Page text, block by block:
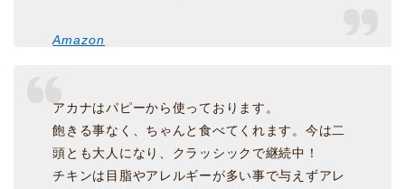
Amazon
アカナはパピーから使っております。
飽きる事なく、ちゃんと食べてくれます。今は二
頭とも大人になり、クラッシックで継続中！
チキンは目脂やアレルギーが多い事で与えずアレ